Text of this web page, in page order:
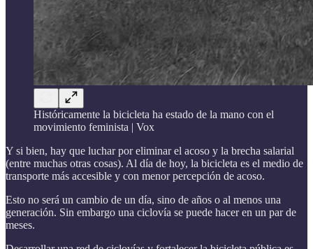
Históricamente la bicicleta ha estado de la mano con el
movimiento feminista | Vox
Y si bien, hay que luchar por eliminar el acoso y la brecha salarial
(entre muchas otras cosas). Al día de hoy, la bicicleta es el medio de
transporte más accesible y con menor percepción de acoso.
Esto no será un cambio de un día, sino de años o al menos una
generación. Sin embargo una ciclovía se puede hacer en un par de
meses.